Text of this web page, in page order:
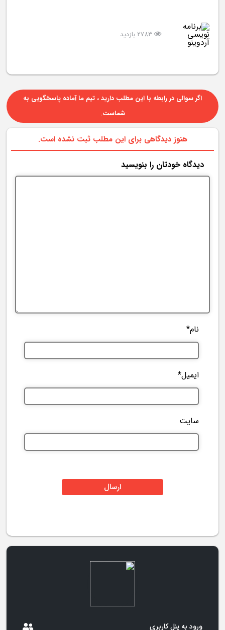
2783 بازدید
اگر سوالی در رابطه با این مطلب دارید ، تیم ما آماده پاسخگویی به
شماست.
هنوز دیدگاهی برای این مطلب ثبت نشده است.
دیدگاه خودتان را بنویسید
نام*
ایمیل*
سایت
ورود به پنل کاربری